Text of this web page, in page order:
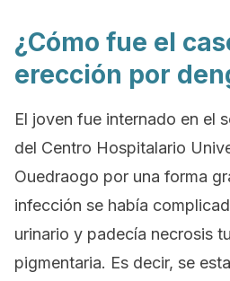
¿Cómo fue el
erección por
El joven fue internado en el
del Centro Hospitalario
Ouedraogo por una forma
infección se había
urinario y padecía necrosis
pigmentaria. Es decir, se